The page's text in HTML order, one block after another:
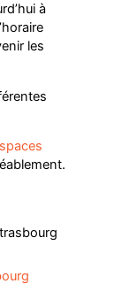
à
les